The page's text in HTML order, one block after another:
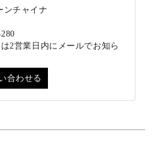
ンチャイナ
2営業日内にメールでお知ら
合わせる